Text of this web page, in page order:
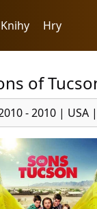
Knihy Hry
of
- 2010 | USA |